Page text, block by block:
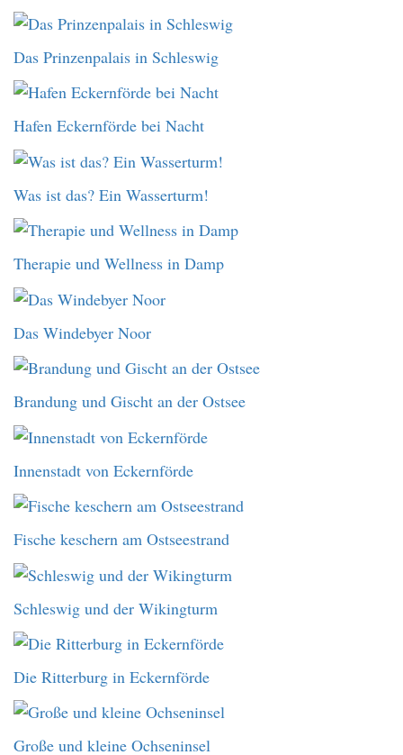
Das Prinzenpalais in Schleswig
Hafen Eckernförde bei Nacht
Was ist das? Ein Wasserturm!
Therapie und Wellness in Damp
Das Windebyer Noor
Brandung und Gischt an der Ostsee
Innenstadt von Eckernförde
Fische keschern am Ostseestrand
Schleswig und der Wikingturm
Die Ritterburg in Eckernförde
Große und kleine Ochseninsel